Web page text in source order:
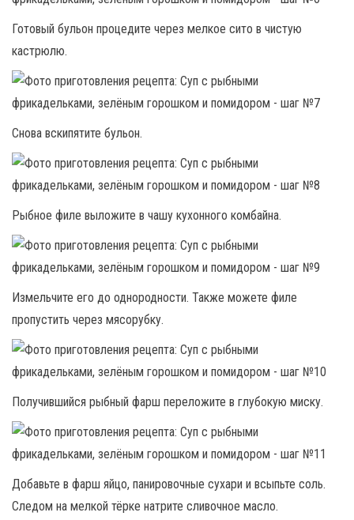
Готовый бульон процедите через мелкое сито в чистую
кастрюлю.
Снова вскипятите бульон.
Рыбное филе выложите в чашу кухонного комбайна.
Измельчите его до однородности. Также можете филе
пропустить через мясорубку.
Получившийся рыбный фарш переложите в глубокую миску.
Добавьте в фарш яйцо, панировочные сухари и всыпьте соль.
Следом на мелкой тёрке натрите сливочное масло.